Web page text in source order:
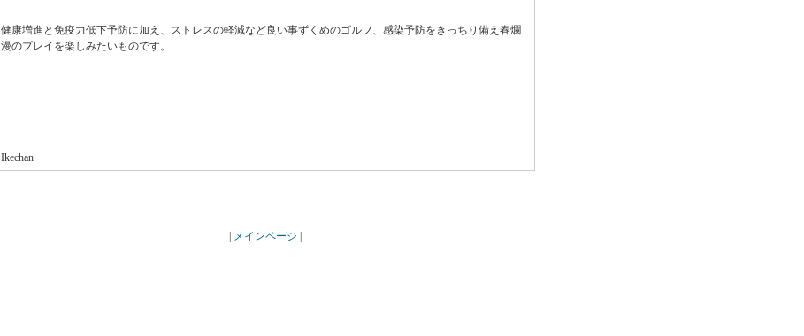
健康増進と免疫力低下予防に加え、ストレスの軽減など良い事ずくめのゴルフ、感染予防をきっちり備え春爛
漫のプレイを楽しみたいものです。
Ikechan
メインページ